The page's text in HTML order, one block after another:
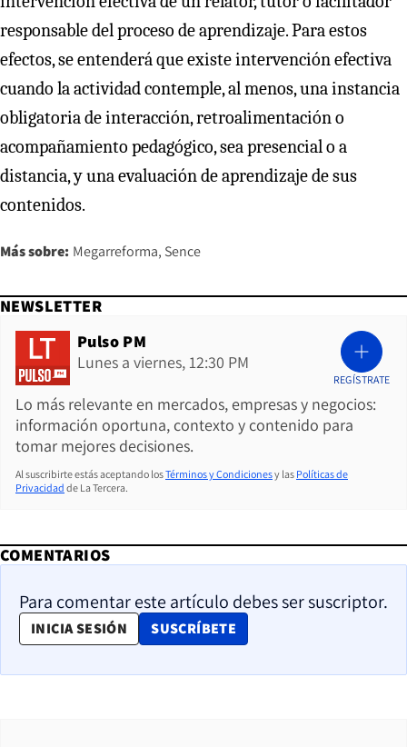
responsable del proceso de aprendizaje. Para estos
efectos, se entenderá que existe intervención efectiva
cuando la actividad contemple, al menos, una instancia
obligatoria de interacción, retroalimentación o
acompañamiento pedagógico, sea presencial o a
distancia, y una evaluación de aprendizaje de sus
contenidos.
Más sobre: Megarreforma Sence
NEWSLETTER
Pulso PM
Lunes a viernes, 12:30 PM
Lo más relevante en mercados, empresas y negocios:
información oportuna, contexto y contenido para
tomar mejores decisiones.
REGÍSTRATE
Al suscribirte estás aceptando losTérminos y Condicionesy las Políticas de
Privacidad de La Tercera.
COMENTARIOS
Para comentar este artículo debes ser suscriptor.
INICIA SESIÓN SUSCRÍBETE
OPENS IN NEW WINDOW